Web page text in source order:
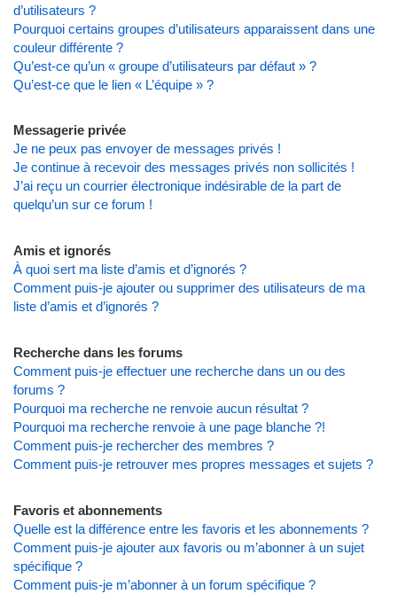
d’utilisateurs ?
Pourquoi certains groupes d’utilisateurs apparaissent dans une
couleur différente ?
Qu’est-ce qu’un « groupe d’utilisateurs par défaut » ?
Qu’est-ce que le lien « L’équipe » ?
Messagerie privée
Je ne peux pas envoyer de messages privés !
Je continue à recevoir des messages privés non sollicités !
J’ai reçu un courrier électronique indésirable de la part de
quelqu’un sur ce forum !
Amis et ignorés
À quoi sert ma liste d’amis et d’ignorés ?
Comment puis-je ajouter ou supprimer des utilisateurs de ma
liste d’amis et d’ignorés ?
Recherche dans les forums
Comment puis-je effectuer une recherche dans un ou des
forums ?
Pourquoi ma recherche ne renvoie aucun résultat ?
Pourquoi ma recherche renvoie à une page blanche ?!
Comment puis-je rechercher des membres ?
Comment puis-je retrouver mes propres messages et sujets ?
Favoris et abonnements
Quelle est la différence entre les favoris et les abonnements ?
Comment puis-je ajouter aux favoris ou m’abonner à un sujet
spécifique ?
Comment puis-je m’abonner à un forum spécifique ?